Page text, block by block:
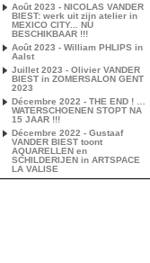
Août 2023 - NICOLAS VANDER
BIEST: werk uit zijn atelier in
MEXICO CITY... NU
BESCHIKBAAR !!!
Août 2023 - William PHLIPS in
Aalst
Juillet 2023 - Olivier VANDER
BIEST in ZOMERSALON GENT
2023
Décembre 2022 - THE END ! …
WATERSCHOENEN STOPT NA
15 JAAR !!!
Décembre 2022 - Gustaaf
VANDER BIEST toont
AQUARELLEN en
SCHILDERIJEN in ARTSPACE
LA VALISE